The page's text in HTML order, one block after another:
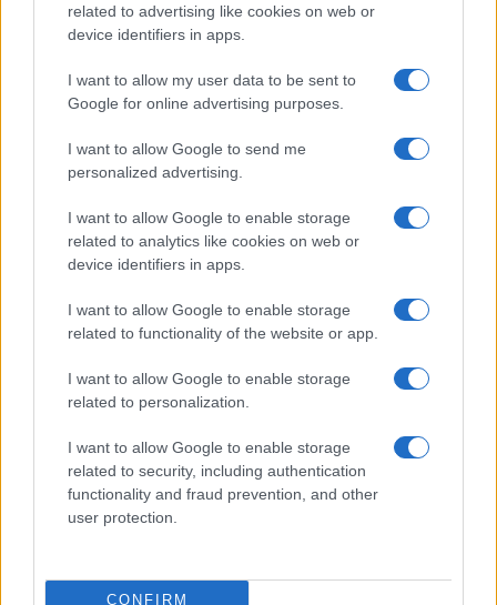
related to advertising like cookies on web or
device identifiers in apps.
I want to allow my user data to be sent to
Google for online advertising purposes.
I want to allow Google to send me
personalized advertising.
I want to allow Google to enable storage
related to analytics like cookies on web or
device identifiers in apps.
I want to allow Google to enable storage
related to functionality of the website or app.
I want to allow Google to enable storage
related to personalization.
I want to allow Google to enable storage
related to security, including authentication
functionality and fraud prevention, and other
user protection.
CONFIRM
CHI SIAMO CONTATTI PUBBLICITÀ LAVORA CON NOI
OTTO CHANNEL
Iscritto al Registro degli Operatori di Comunicazione n. 37512